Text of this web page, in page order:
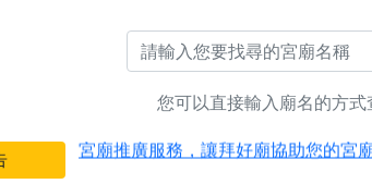
您可以直接輸入廟名的方式
感謝 【新竹縣新豐鄉 池和宮】 贊助
宮廟推廣服務，讓拜好廟協助您的宮